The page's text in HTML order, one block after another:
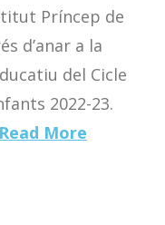
Príncep de
d’anar a la
del Cicle
2022-23.
Read More